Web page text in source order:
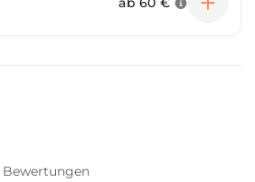
Bewertungen